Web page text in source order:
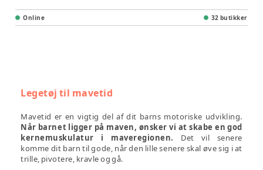
Online 32 butikker
Legetøj til mavetid
Mavetid er en vigtig del af dit barns motoriske udvikling.
Når barnet ligger på maven, ønsker vi at skabe en god
kernemuskulatur i maveregionen. Det vil senere
komme dit barn til gode, når den lille senere skal øve sig i at
trille, pivotere, kravle og gå.